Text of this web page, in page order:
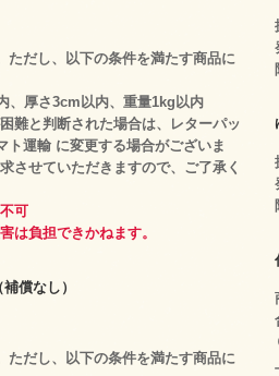
ただし、以下の条件を満たす商品に
、厚さ3cm以内、重量1kg以内
難と判断された場合は、レターパッ
ト運輸 に変更する場合がございま
させていただきますので、ご了承く
可
は負担できかねます。
償なし）
ただし、以下の条件を満たす商品に